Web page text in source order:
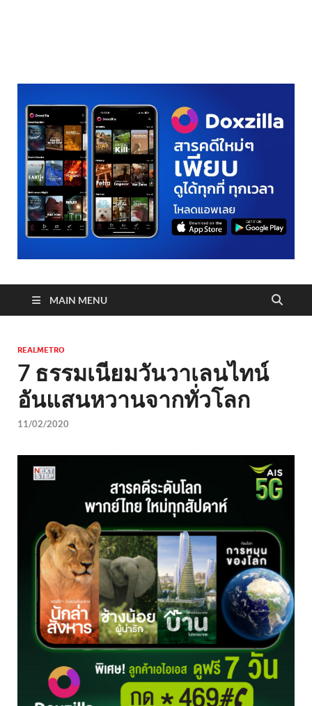
MAIN MENU
REALMETRO
7 ธรรมเนียมวันวาเลนไทน์
อันแสนหวานจากทั่วโลก
11/02/2020